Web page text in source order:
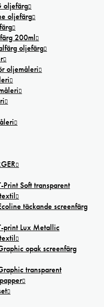
oljefärg
oljefärg
200ml
oljefärg
oljemåleri
Print Soft transparent
täckande screenfärg
print Lux Metallic
opak screenfärg
transparent